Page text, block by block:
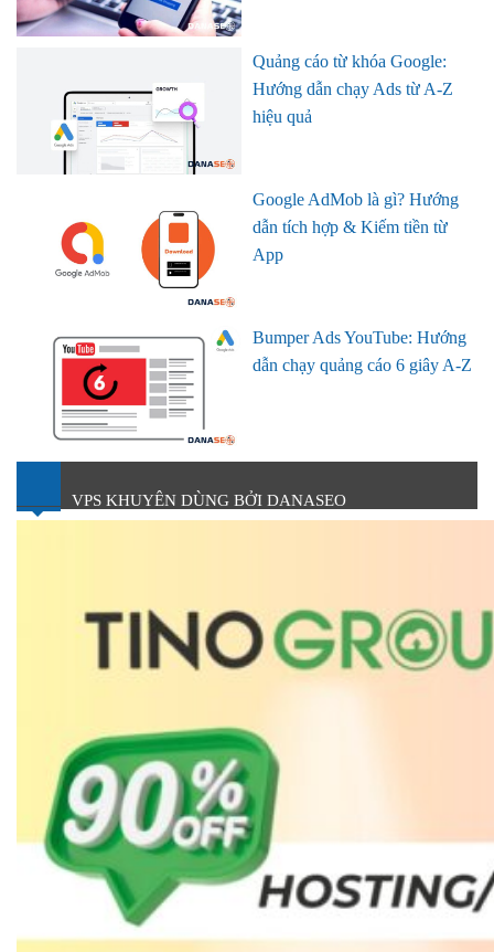
Quảng cáo từ khóa Google:
Hướng dẫn chạy Ads từ A-Z
hiệu quả
Google AdMob là gì? Hướng
dẫn tích hợp & Kiếm tiền từ
App
Bumper Ads YouTube: Hướng
dẫn chạy quảng cáo 6 giây A-Z
VPS KHUYÊN DÙNG BỞI DANASEO